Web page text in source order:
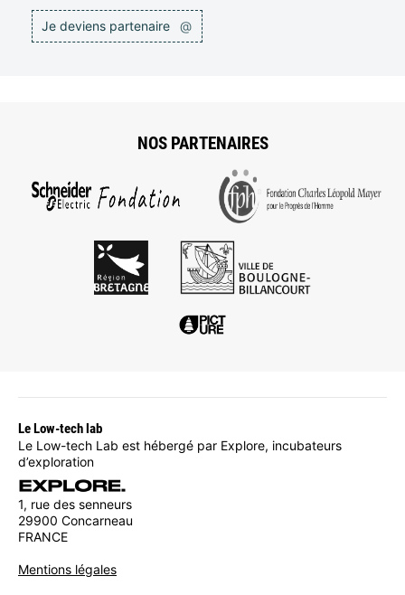
Je deviens partenaire @
NOS PARTENAIRES
Le Low-tech lab
Le Low-tech Lab est hébergé par Explore, incubateurs
d’exploration
1, rue des senneurs
29900 Concarneau
FRANCE
Mentions légales